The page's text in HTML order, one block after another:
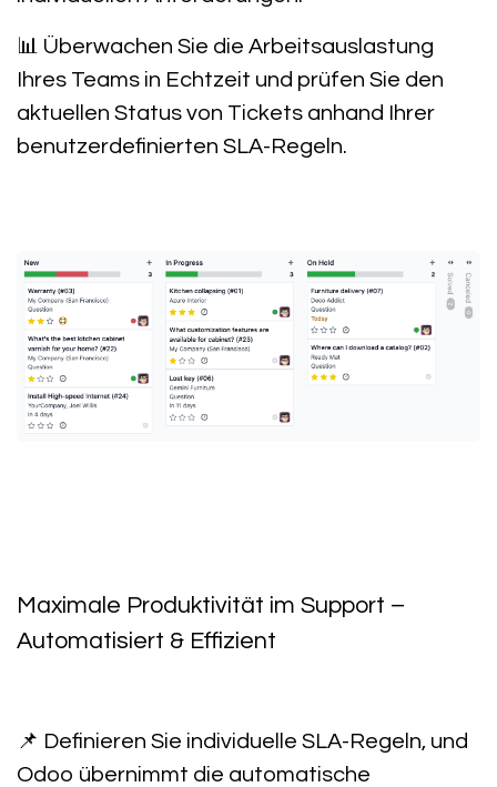
📊 Überwachen Sie die Arbeitsauslastung
Ihres Teams in Echtzeit und prüfen Sie den
aktuellen Status von Tickets anhand Ihrer
benutzerdefinierten SLA-Regeln.
Maximale Produktivität im Support –
Automatisiert & Effizient
📌 Definieren Sie individuelle SLA-Regeln, und
Odoo übernimmt die automatische